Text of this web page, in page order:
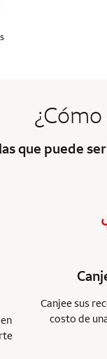
que puede
Canjee sus
costo de